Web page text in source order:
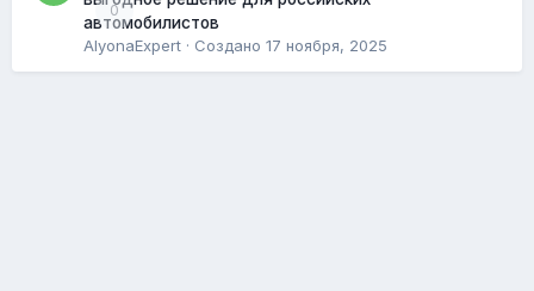
0
автомобилистов
AlyonaExpert · Создано 17 ноября, 2025